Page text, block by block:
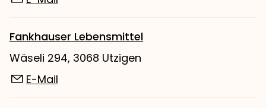
Fankhauser Lebensmittel
Wäseli 294, 3068 Utzigen
E-Mail